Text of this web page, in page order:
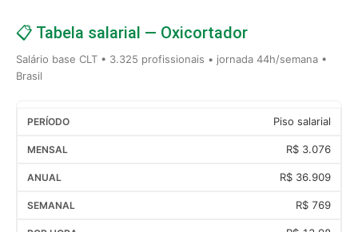
📋 Tabela salarial — Oxicortador
Salário base CLT • 3.325 profissionais • jornada 44h/semana •
Brasil
Piso salarial
R$ 3.076
R$ 36.909
R$ 769